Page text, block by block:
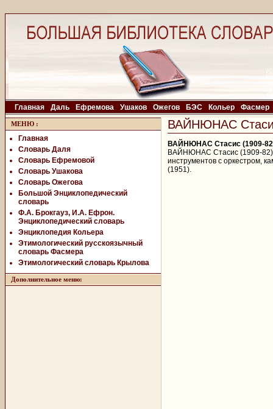
Главная Даль Ефремова Ушаков Ожегов БЭС Кольер Фасмер
МЕНЮ :
Главная
Словарь Даля
Словарь Ефремовой
Словарь Ушакова
Словарь Ожегова
Большой Энциклопедический
словарь
Ф.А. Брокгауз, И.А. Ефрон.
Энциклопедический словарь
Энциклопедия Кольера
Этимологический русскоязычный
словарь Фасмера
Этимологический словарь Крылова
Дополнительное меню:
ВАЙНЮНАС
ВАЙНЮНАС Стасис (1909-
ВАЙНЮНАС Стасис (1909-82),
инструментов с оркестром,
(1951).